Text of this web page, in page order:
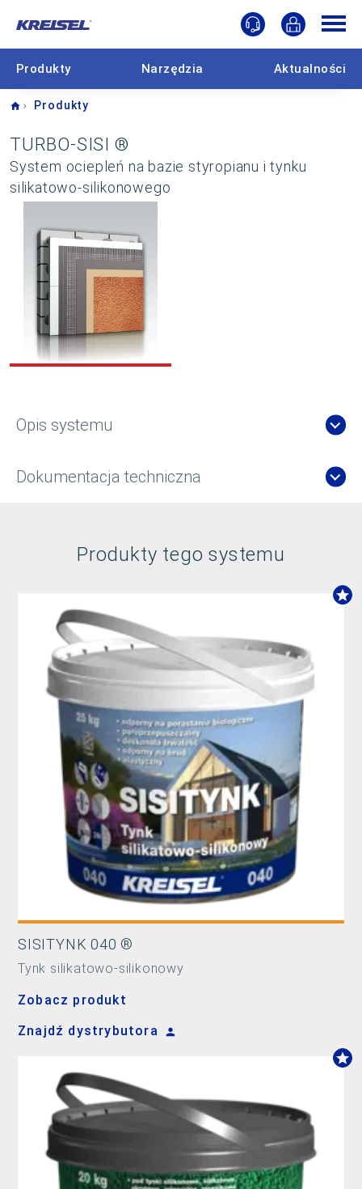
Produkty Narzędzia Aktualności
Home
Produkty
TURBO-SISI ®
System ociepleń na bazie styropianu i tynku
silikatowo-silikonowego
Opis systemu
Dokumentacja techniczna
Produkty tego systemu
SISITYNK 040 ®
Tynk silikatowo-silikonowy
Zobacz produkt
Znajdź dystrybutora